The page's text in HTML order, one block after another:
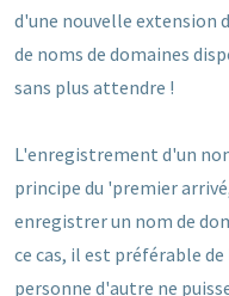
d'une nouvelle extension
de noms de domaines
sans plus attendre !
L'enregistrement d'un
principe du 'premier
enregistrer un nom de
ce cas, il est préférable
personne d'autre ne